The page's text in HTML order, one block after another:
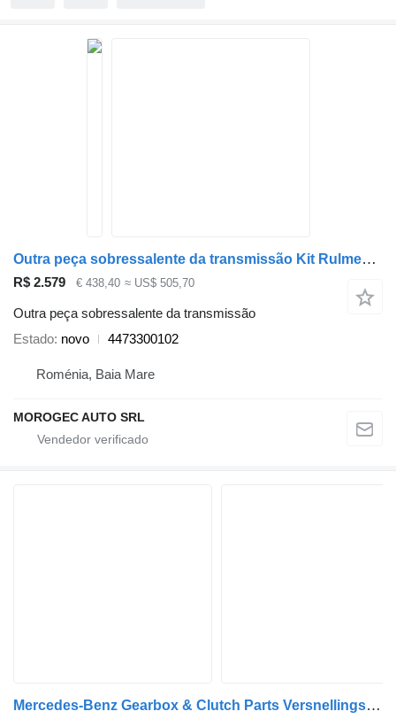
Outra peça sobressalente da transmissão Kit Rulmenti Diferential Fata MBW447 4473300102 para carrinha Mercedes-Benz W447 Vito V-Class
R$ 2.579 € 438,40 ≈ US$ 505,70
Outra peça sobressalente da transmissão
Estado novo 4473300102
Roménia, Baia Mare
MOROGEC AUTO SRL
Mercedes-Benz Gearbox & Clutch Parts Versnellingsbak modulator MB M 9612603863 para camião